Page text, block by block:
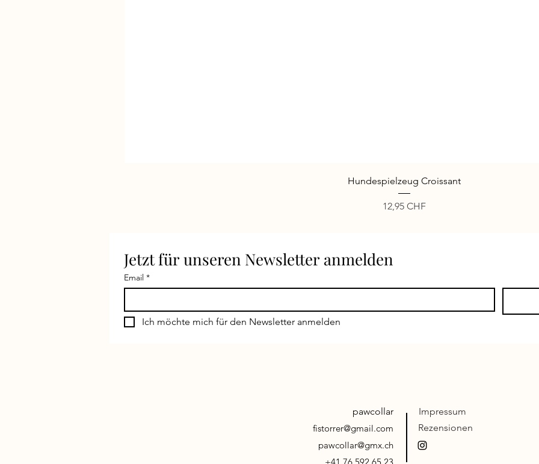
Schnellansicht
Hundespielzeug Croissant
Preis
12,95 CHF
Jetzt für unseren Newsletter anmelden
Email *
Ich möchte mich für den Newsletter anmelden
pawcollar
fistorrer@gmail.com
pawcollar@gmx.ch
Impressum
Rezensionen